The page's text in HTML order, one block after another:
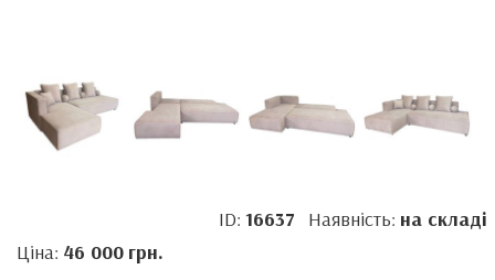
ID: 16637 Наявність: на складі
Ціна: 46 000 грн.